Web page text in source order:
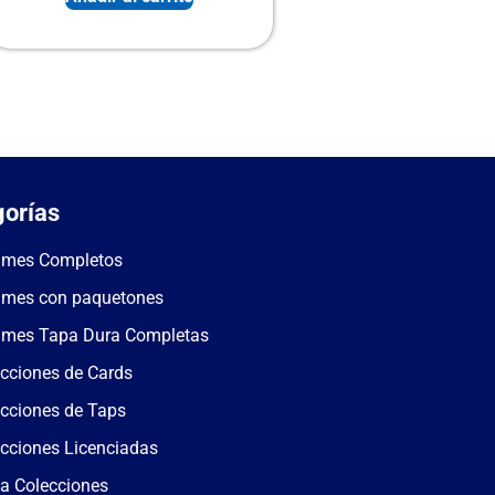
Completos
con paquetones
Tapa Dura Completas
de Cards
de Taps
Licenciadas
Colecciones